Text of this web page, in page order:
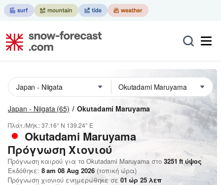
Japan - Niigata (65) Okutadami Maruyama
Πλάτ./Μήκ.:37.16° N 139.24° E
Okutadami Maruyama
Πρόγνωση Χιονιού
Πρόγνωση καιρού για το Okutadami Maruyama στο 3251 ftύψος
Εκδόθηκε: 8 am 08 Aug 2026 (τοπική ώρα)
Πρόγνωση χιονιού ενημερώθηκε σε 01 ώρ 25 λεπ